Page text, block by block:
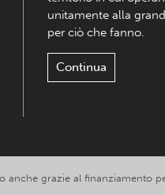
unitamente alla
per ciò che fanno.
Continua
anche grazie al finanziamento